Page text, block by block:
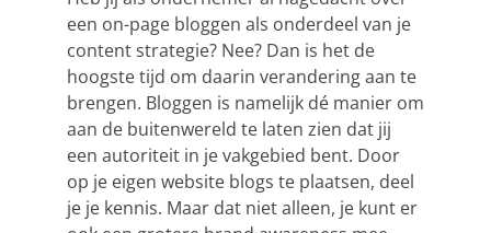
een on-page bloggen als onderdeel van je
content strategie? Nee? Dan is het de
hoogste tijd om daarin verandering aan te
brengen. Bloggen is namelijk dé manier om
aan de buitenwereld te laten zien dat jij
een autoriteit in je vakgebied bent. Door
op je eigen website blogs te plaatsen, deel
je je kennis. Maar dat niet alleen, je kunt er